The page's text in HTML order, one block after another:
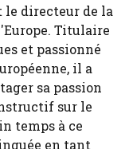
le directeur de la
Titulaire
et passionné
il a
sa passion
sur le
temps à ce
en tant